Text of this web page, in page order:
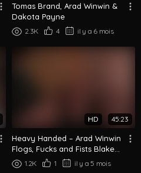
Tomas Brand, Arad Winwin &
Dakota Payne
2.3K 4 il y a 6 mois
HD 45:23
Heavy Handed – Arad Winwin
Flogs, Fucks and Fists Blake
Hunter
1.2K 1 il y a 5 mois